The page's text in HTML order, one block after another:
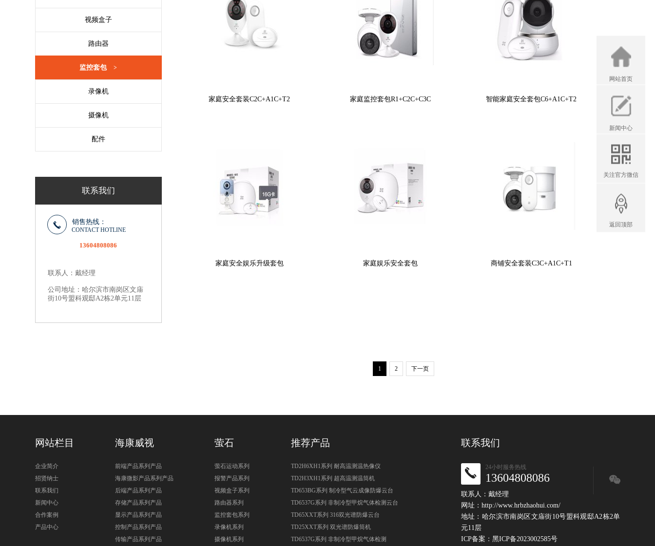
视频盒子
路由器
监控套包 >
录像机
摄像机
配件
联系我们
销售热线：
CONTACT HOTLINE
13604808086
联系人：戴经理
公司地址：哈尔滨市南岗区文庙
街10号盟科观邸A2栋2单元11层
家庭安全套装C2C+A1C+T2 家庭监控套包R1+C2C+C3C 智能家庭安全套包C6+A1C+T2
家庭安全娱乐升级套包 家庭娱乐安全套包 商铺安全套装C3C+A1C+T1
1 2 下一页
联系我们
24小时服务热线
13604808086
联系人：戴经理
网址：http://www.hrbzhaohui.com/
地址：哈尔滨市南岗区文庙街10号盟科观邸A2栋2单
元11层
ICP备案： 黑ICP备2023002585号
网站栏目
企业简介
招贤纳士
联系我们
新闻中心
合作案例
产品中心
海康威视
前端产品系列产品
海康微影产品系列产品
后端产品系列产品
存储产品系列产品
显示产品系列产品
控制产品系列产品
传输产品系列产品
萤石
萤石运动系列
报警产品系列
视频盒子系列
路由器系列
监控套包系列
录像机系列
摄像机系列
推荐产品
TD2H6XH1系列 耐高温测温热像仪
TD2H3XH1系列 超高温测温筒机
TD653BG系列 制冷型气云成像防爆云台
TD6537G系列 非制冷型甲烷气体检测云台
TD65XXT系列 316双光谱防爆云台
TD25XXT系列 双光谱防爆筒机
TD6537G系列 非制冷型甲烷气体检测
网站首页
新闻中心
关注官方微信
返回顶部